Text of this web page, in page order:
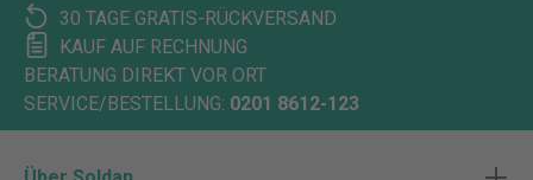
30 TAGE GRATIS-RÜCKVERSAND
KAUF AUF RECHNUNG
BERATUNG DIREKT VOR ORT
SERVICE/BESTELLUNG: 0201 8612-123